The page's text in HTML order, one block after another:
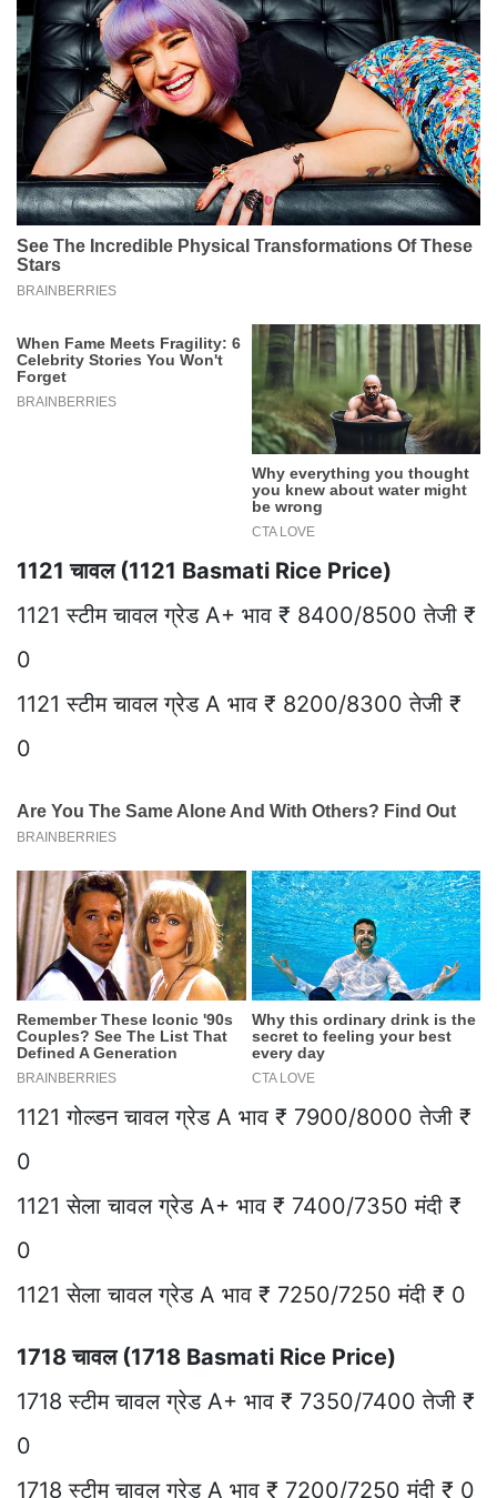
1121 चावल (1121 Basmati Rice Price)
1121 स्टीम चावल ग्रेड A+ भाव ₹ 8400/8500 तेजी ₹
0
1121 स्टीम चावल ग्रेड A भाव ₹ 8200/8300 तेजी ₹
0
1121 गोल्डन चावल ग्रेड A भाव ₹ 7900/8000 तेजी ₹
0
1121 सेला चावल ग्रेड A+ भाव ₹ 7400/7350 मंदी ₹
0
1121 सेला चावल ग्रेड A भाव ₹ 7250/7250 मंदी ₹ 0
1718 चावल (1718 Basmati Rice Price)
1718 स्टीम चावल ग्रेड A+ भाव ₹ 7350/7400 तेजी ₹
0
1718 स्टीम चावल ग्रेड A भाव ₹ 7200/7250 मंदी ₹ 0